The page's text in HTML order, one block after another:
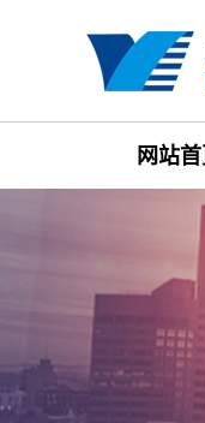
网站